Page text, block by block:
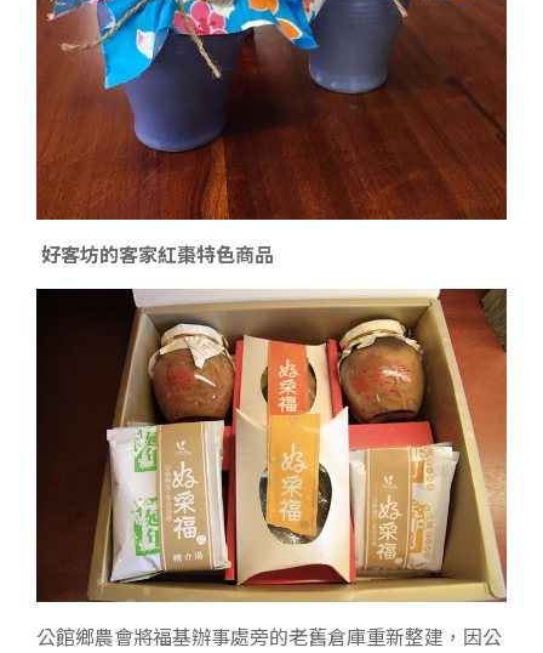
好客坊的客家紅棗特色商品
公館鄉農會將福基辦事處旁的老舊倉庫重新整建，因公